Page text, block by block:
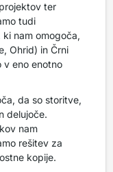
ter
tudi
nam omogoča,
Ohrid) in Črni
v eno enotno
da so storitve,
delujoče.
nam
rešitev za
kopije.